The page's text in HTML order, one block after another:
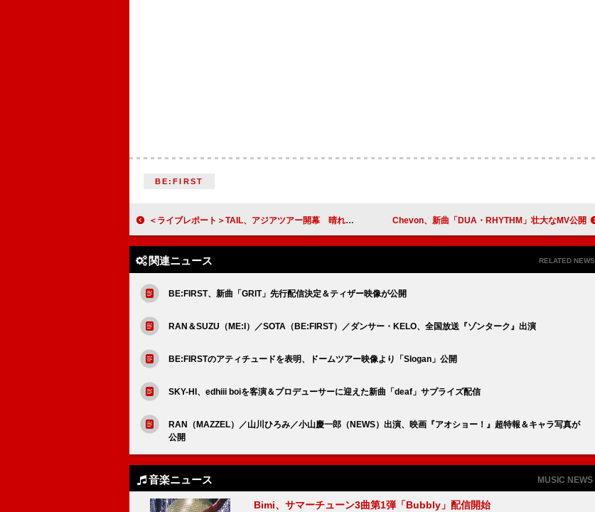
BE:FIRST
＜ライブレポート＞TAIL、アジアツアー開幕 晴れやかな表情で新たな始まりへ Chevon、新曲「DUA・RHYTHM」壮大なMV公開
関連ニュース RELATED NEWS
BE:FIRST、新曲「GRIT」先行配信決定＆ティザー映像が公開
RAN＆SUZU（ME:I）／SOTA（BE:FIRST）／ダンサー・KELO、全国放送『ゾンターク』出演
BE:FIRSTのアティチュードを表明、ドームツアー映像より「Slogan」公開
SKY-HI、edhiii boiを客演＆プロデューサーに迎えた新曲「deaf」サプライズ配信
RAN（MAZZEL）／山川ひろみ／小山慶一郎（NEWS）出演、映画『アオショー！』超特報＆キャラ写真が
公開
音楽ニュース MUSIC NEWS
Bimi、サマーチューン3曲第1弾「Bubbly」配信開始